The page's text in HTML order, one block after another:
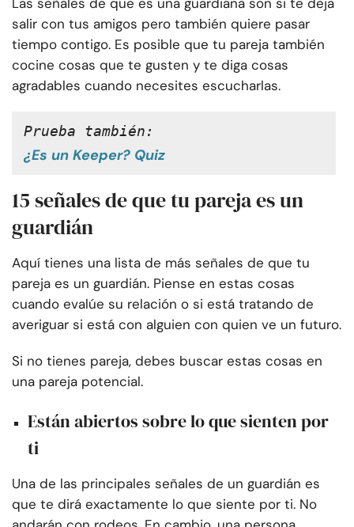
salir con tus amigos pero también quiere pasar
tiempo contigo. Es posible que tu pareja también
cocine cosas que te gusten y te diga cosas
agradables cuando necesites escucharlas.
Prueba también:
¿Es un Keeper? Quiz
15 señales de que tu pareja es un
guardián
Aquí tienes una lista de más señales de que tu
pareja es un guardián. Piense en estas cosas
cuando evalúe su relación o si está tratando de
averiguar si está con alguien con quien ve un futuro.
Si no tienes pareja, debes buscar estas cosas en
una pareja potencial.
Están abiertos sobre lo que sienten por
ti
Una de las principales señales de un guardián es
que te dirá exactamente lo que siente por ti. No